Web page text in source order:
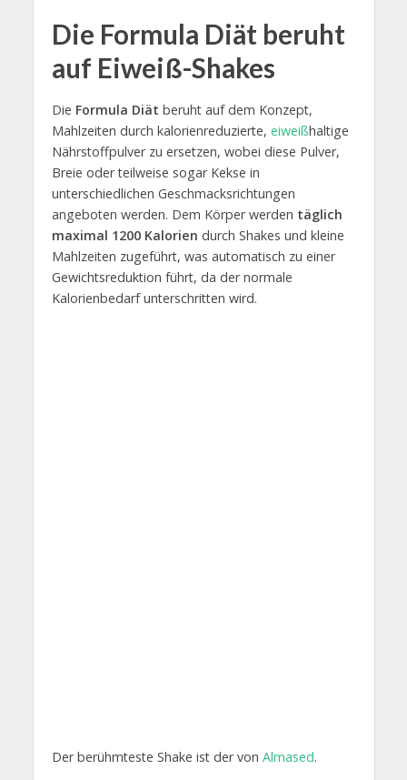
Die Formula Diät beruht
auf Eiweiß-Shakes
Die Formula Diät beruht auf dem Konzept,
Mahlzeiten durch kalorienreduzierte, eiweißhaltige
Nährstoffpulver zu ersetzen, wobei diese Pulver,
Breie oder teilweise sogar Kekse in
unterschiedlichen Geschmacksrichtungen
angeboten werden. Dem Körper werden täglich
maximal 1200 Kalorien durch Shakes und kleine
Mahlzeiten zugeführt, was automatisch zu einer
Gewichtsreduktion führt, da der normale
Kalorienbedarf unterschritten wird.
Der berühmteste Shake ist der von Almased.